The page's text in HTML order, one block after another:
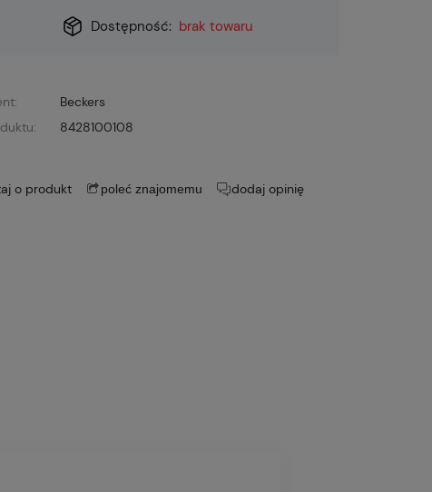
Dostępność: brak towaru
Beckers
8428100108
o produkt poleć znajomemu dodaj opinię